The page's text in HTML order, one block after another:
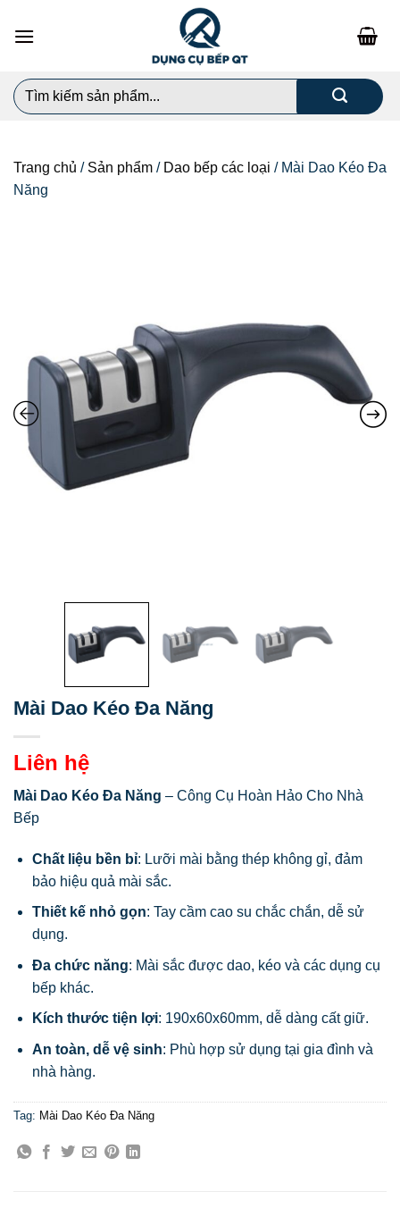
đến
dung
Search
for:
Trang chủ / Sản phẩm / Dao bếp các loại / Mài Dao Kéo Đa
Năng
Mài Dao Kéo Đa Năng
Liên hệ
Mài Dao Kéo Đa Năng – Công Cụ Hoàn Hảo Cho Nhà
Bếp
Chất liệu bền bỉ: Lưỡi mài bằng thép không gỉ, đảm
bảo hiệu quả mài sắc.
Thiết kế nhỏ gọn: Tay cầm cao su chắc chắn, dễ sử
dụng.
Đa chức năng: Mài sắc được dao, kéo và các dụng cụ
bếp khác.
Kích thước tiện lợi: 190x60x60mm, dễ dàng cất giữ.
An toàn, dễ vệ sinh: Phù hợp sử dụng tại gia đình và
nhà hàng.
Tag: Mài Dao Kéo Đa Năng